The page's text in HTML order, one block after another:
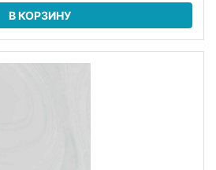
В КОРЗИНУ